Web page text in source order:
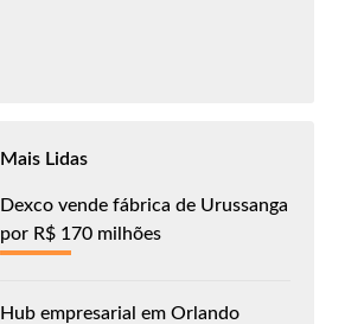
Mais Lidas
Dexco vende fábrica de Urussanga
por R$ 170 milhões
Hub empresarial em Orlando